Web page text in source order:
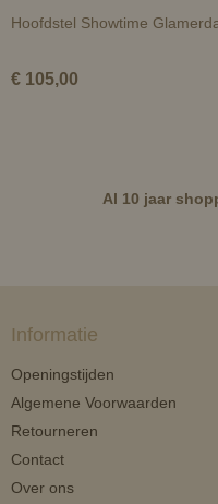
Hoofdstel Showtime
€ 105,00
Al 10 jaar
Informatie
Openingstijden
Algemene Voorwaarden
Retourneren
Contact
Over ons